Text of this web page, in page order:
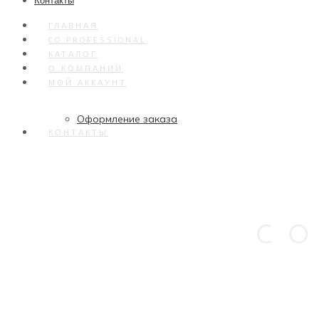
ГЛАВНАЯ
CO PROFESSIONAL
КАТАЛОГ
О КОМПАНИИ
МОЙ АККАУНТ
Оформление заказа
КОНТАКТЫ